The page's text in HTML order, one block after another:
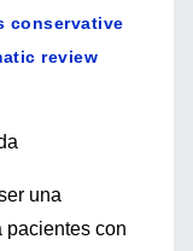
conservative
review
una
pacientes con